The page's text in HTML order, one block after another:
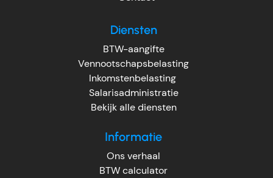
Diensten
BTW-aangifte
Vennootschapsbelasting
Inkomstenbelasting
Salarisadministratie
Bekijk alle diensten
Informatie
Ons verhaal
BTW calculator